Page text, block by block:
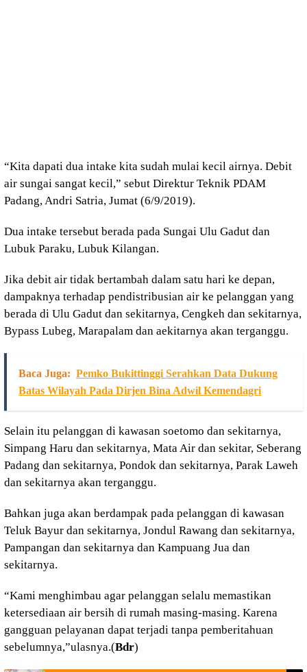
“Kita dapati dua intake kita sudah mulai kecil airnya. Debit
air sungai sangat kecil,” sebut Direktur Teknik PDAM
Padang, Andri Satria, Jumat (6/9/2019).
Dua intake tersebut berada pada Sungai Ulu Gadut dan
Lubuk Paraku, Lubuk Kilangan.
Jika debit air tidak bertambah dalam satu hari ke depan,
dampaknya terhadap pendistribusian air ke pelanggan yang
berada di Ulu Gadut dan sekitarnya, Cengkeh dan sekitarnya,
Bypass Lubeg, Marapalam dan aekitarnya akan terganggu.
Baca Juga: Pemko Bukittinggi Serahkan Data Dukung
Batas Wilayah Pada Dirjen Bina Adwil Kemendagri
Selain itu pelanggan di kawasan soetomo dan sekitarnya,
Simpang Haru dan sekitarnya, Mata Air dan sekitar, Seberang
Padang dan sekitarnya, Pondok dan sekitarnya, Parak Laweh
dan sekitarnya akan terganggu.
Bahkan juga akan berdampak pada pelanggan di kawasan
Teluk Bayur dan sekitarnya, Jondul Rawang dan sekitarnya,
Pampangan dan sekitarnya dan Kampuang Jua dan
sekitarnya.
“Kami menghimbau agar pelanggan selalu memastikan
ketersediaan air bersih di rumah masing-masing. Karena
gangguan pelayanan dapat terjadi tanpa pemberitahuan
sebelumnya,”ulasnya.(Bdr)